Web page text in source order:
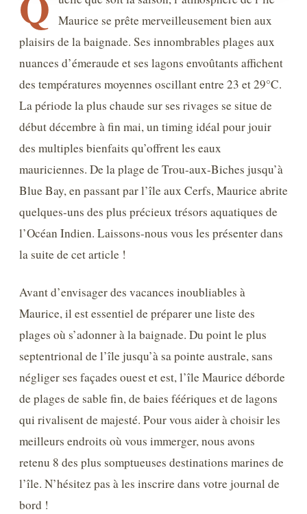
Maurice se prête merveilleusement bien aux
plaisirs de la baignade. Ses innombrables plages aux
nuances d’émeraude et ses lagons envoûtants affichent
des températures moyennes oscillant entre 23 et 29°C.
La période la plus chaude sur ses rivages se situe de
début décembre à fin mai, un timing idéal pour jouir
des multiples bienfaits qu’offrent les eaux
mauriciennes. De la plage de Trou-aux-Biches jusqu’à
Blue Bay, en passant par l’île aux Cerfs, Maurice abrite
quelques-uns des plus précieux trésors aquatiques de
l’Océan Indien. Laissons-nous vous les présenter dans
la suite de cet article !
Avant d’envisager des vacances inoubliables à
Maurice, il est essentiel de préparer une liste des
plages où s’adonner à la baignade. Du point le plus
septentrional de l’île jusqu’à sa pointe australe, sans
négliger ses façades ouest et est, l’île Maurice déborde
de plages de sable fin, de baies féériques et de lagons
qui rivalisent de majesté. Pour vous aider à choisir les
meilleurs endroits où vous immerger, nous avons
retenu 8 des plus somptueuses destinations marines de
l’île. N’hésitez pas à les inscrire dans votre journal de
bord !